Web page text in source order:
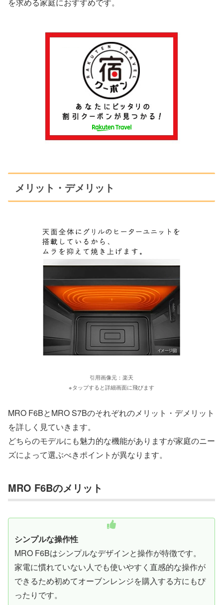
を求める家庭におすすめです。
メリット・デメリット
引用画像元：楽天
※タップすると詳細画面に飛びます
MRO F6BとMRO S7Bのそれぞれのメリット・デメリット
を詳しく見ていきます。
どちらのモデルにも魅力的な機能がありますが家庭のニー
ズによって選ぶべきポイントが異なります。
MRO F6Bのメリット
シンプルな操作性
MRO F6Bはシンプルなデザインと操作が特徴です。
家電に慣れていない人でも使いやすく直感的な操作が
できるため初めてオーブンレンジを購入する方にもぴ
ったりです。